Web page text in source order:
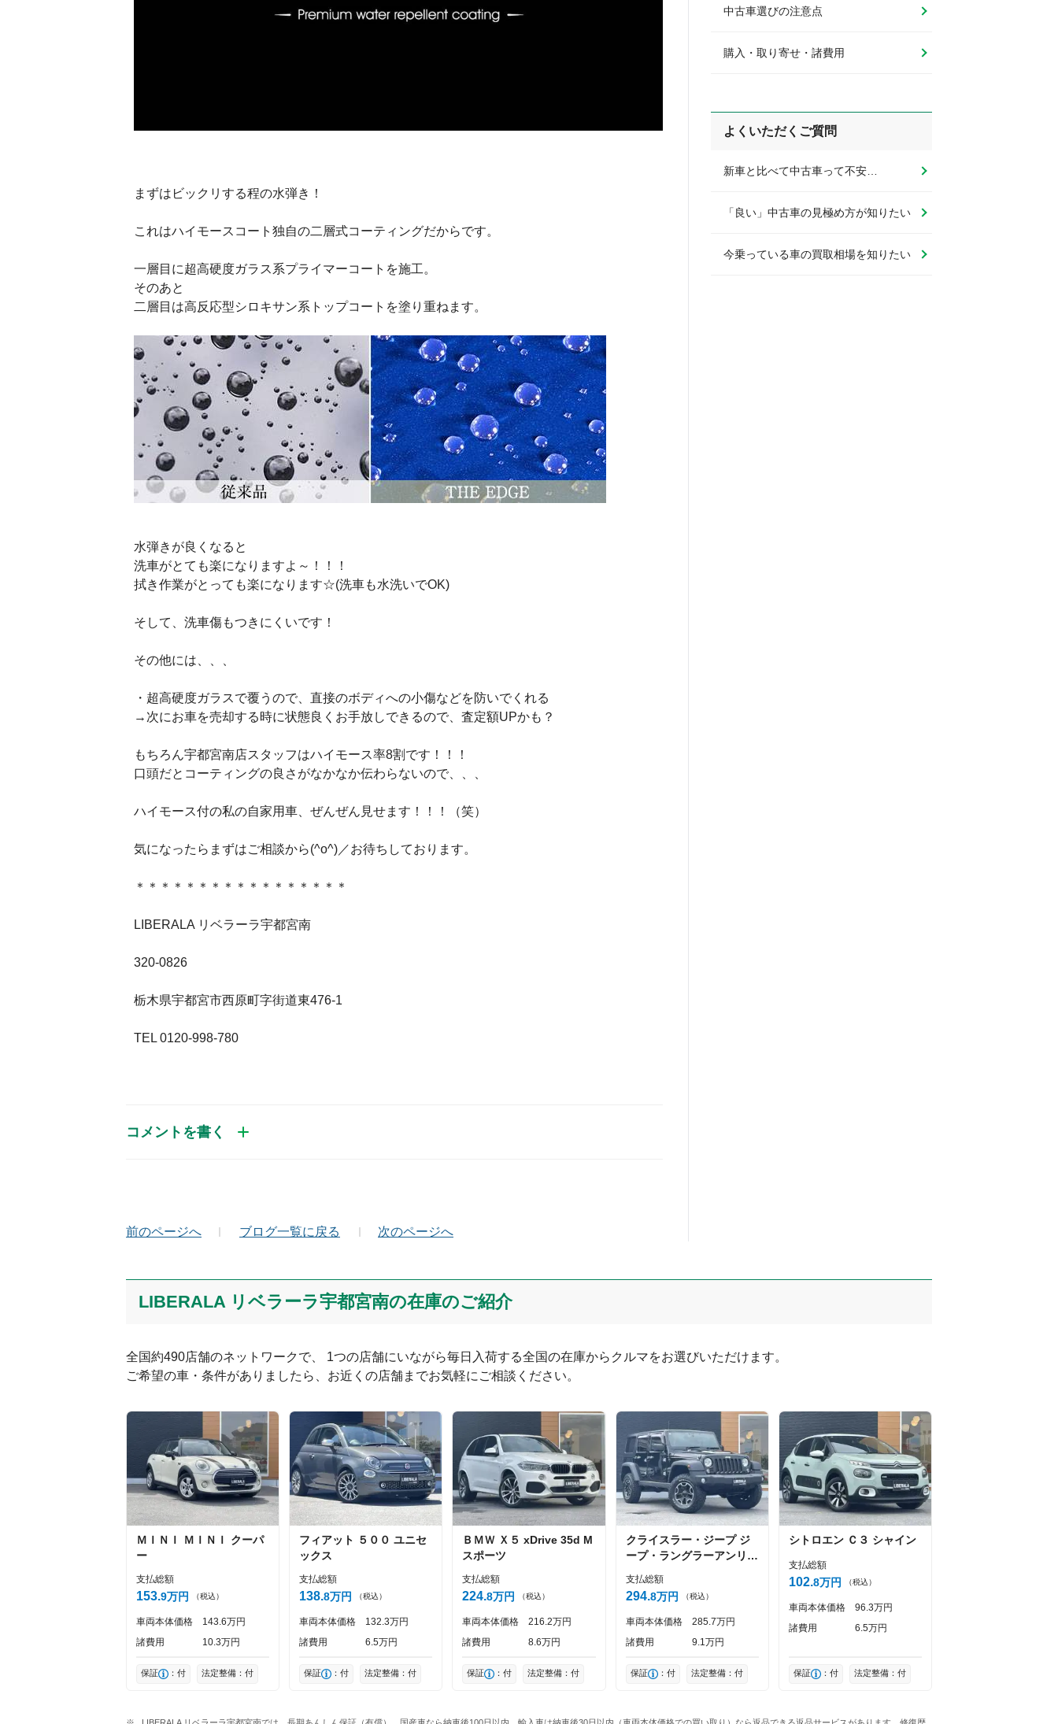
まずはビックリする程の水弾き！
これはハイモースコート独自の二層式コーティングだからです。
一層目に超高硬度ガラス系プライマーコートを施工。
そのあと
二層目は高反応型シロキサン系トップコートを塗り重ねます。
水弾きが良くなると
洗車がとても楽になりますよ～！！！
拭き作業がとっても楽になります☆(洗車も水洗いでOK)
そして、洗車傷もつきにくいです！
その他には、、、
・超高硬度ガラスで覆うので、直接のボディへの小傷などを防いでくれる
→次にお車を売却する時に状態良くお手放しできるので、査定額UPかも？
もちろん宇都宮南店スタッフはハイモース率8割です！！！
口頭だとコーティングの良さがなかなか伝わらないので、、、
ハイモース付の私の自家用車、ぜんぜん見せます！！！（笑）
気になったらまずはご相談から(^o^)／お待ちしております。
＊＊＊＊＊＊＊＊＊＊＊＊＊＊＊＊＊
LIBERALA リベラーラ宇都宮南
320-0826
栃木県宇都宮市西原町字街道東476-1
TEL 0120-998-780
コメントを書く
投稿する
前のページへ ブログ一覧に戻る 次のページへ
中古車選びの注意点
購入・取り寄せ・諸費用
よくいただくご質問
新車と比べて中古車って不安…
「良い」中古車の見極め方が知りたい
今乗っている車の買取相場を知りたい
LIBERALA リベラーラ宇都宮南の在庫のご紹介
全国約490店舗のネットワークで、 1つの店舗にいながら毎日入荷する全国の在庫からクルマをお選びいただけます。
ご希望の車・条件がありましたら、お近くの店舗までお気軽にご相談ください。
ＭＩＮＩ ＭＩＮＩ
クーパ
ー
支払総額
153 9万円 （税込）
車両本体価格 143 6万円
諸費用
10 3万円
保証 ：付 法定整備：付
フィアット ５００ ユニセ
ックス
支払総額
138 8万円 （税込）
車両本体価格 132 3万円
諸費用
6 5万円
保証 ：付 法定整備：付
ＢＭＷ Ｘ５ xDrive 35d M
スポーツ
支払総額
224 8万円 （税込）
車両本体価格 216 2万円
諸費用
8 6万円
保証 ：付 法定整備：付
クライスラー・ジープ ジ
ープ・ラングラーアンリミ
ビコンX
支払総額
294 8万円 （税込）
車両本体価格 285 7万円
諸費用
9 1万円
保証 ：付 法定整備：付
シトロエン Ｃ３ シャイン
支払総額
102 8万円 （税込）
車両本体価格 96 3万円
諸費用
6 5万円
保証 ：付 法定整備：付